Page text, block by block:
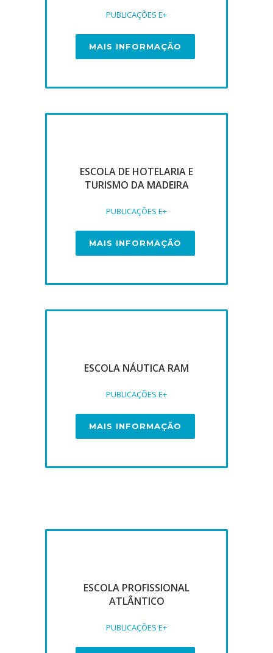
PUBLICAÇÕES E+
MAIS INFORMAÇÃO
ESCOLA DE HOTELARIA E
TURISMO DA MADEIRA
PUBLICAÇÕES E+
MAIS INFORMAÇÃO
ESCOLA NÁUTICA RAM
PUBLICAÇÕES E+
MAIS INFORMAÇÃO
ESCOLA PROFISSIONAL
ATLÂNTICO
PUBLICAÇÕES E+